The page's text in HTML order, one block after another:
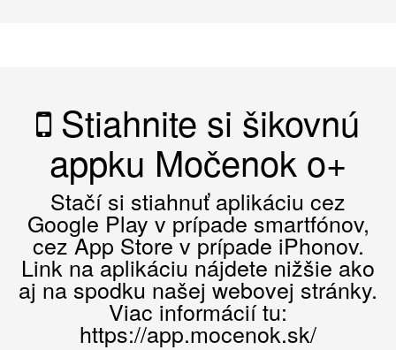
Stiahnite si šikovnú
appku Močenok o+
Stačí si stiahnuť aplikáciu cez
Google Play v prípade smartfónov,
cez App Store v prípade iPhonov.
Link na aplikáciu nájdete nižšie ako
aj na spodku našej webovej stránky.
Viac informácií tu:
https://app.mocenok.sk/